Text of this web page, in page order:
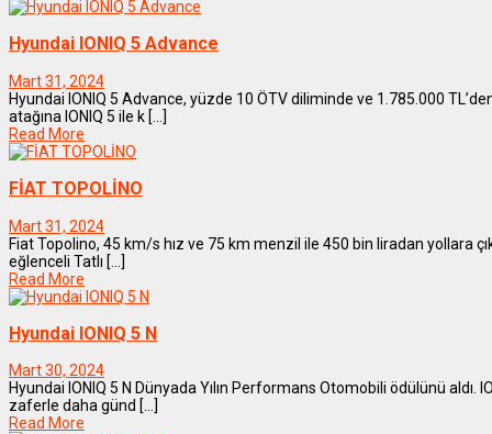
Hyundai IONIQ 5 Advance
Mart 31, 2024
Hyundai IONIQ 5 Advance, yüzde 10 ÖTV diliminde ve 1.785.000
atağına IONIQ 5 ile k [...]
Read More
FİAT TOPOLİNO
Mart 31, 2024
Fiat Topolino, 45 km/s hız ve 75 km menzil ile 450 bin liradan yollara
eğlenceli Tatlı [...]
Read More
Hyundai IONIQ 5 N
Mart 30, 2024
Hyundai IONIQ 5 N Dünyada Yılın Performans Otomobili ödülünü
zaferle daha günd [...]
Read More